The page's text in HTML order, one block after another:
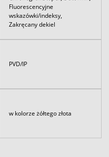
Fluorescencyjne
wskazówki/indeksy,
Zakręcany dekiel
PVD/IP
w kolorze żółtego złota